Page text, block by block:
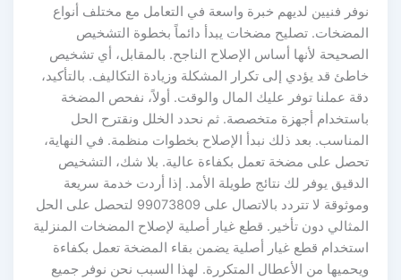
نوفر فنيين لديهم خبرة واسعة في التعامل مع مختلف أنواع
المضخات. تصليح مضخات يبدأ دائماً بخطوة التشخيص
الصحيحة لأنها أساس الإصلاح الناجح. بالمقابل، أي تشخيص
خاطئ قد يؤدي إلى تكرار المشكلة وزيادة التكاليف. بالتأكيد،
دقة عملنا توفر عليك المال والوقت. أولاً، نفحص المضخة
باستخدام أجهزة متخصصة. ثم نحدد الخلل ونقترح الحل
المناسب. بعد ذلك نبدأ الإصلاح بخطوات منظمة. في النهاية،
تحصل على مضخة تعمل بكفاءة عالية. بلا شك، التشخيص
الدقيق يوفر لك نتائج طويلة الأمد. إذا أردت خدمة سريعة
وموثوقة لا تتردد بالاتصال على 99073809 لتحصل على الحل
المثالي دون تأخير. قطع غيار أصلية لإصلاح المضخات المنزلية
استخدام قطع غيار أصلية يضمن بقاء المضخة تعمل بكفاءة
ويحميها من الأعطال المتكررة. لهذا السبب نحن نوفر جميع